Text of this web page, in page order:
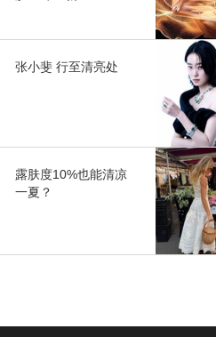
张小斐 行至清亮处
露肤度10%也能清凉
一夏？